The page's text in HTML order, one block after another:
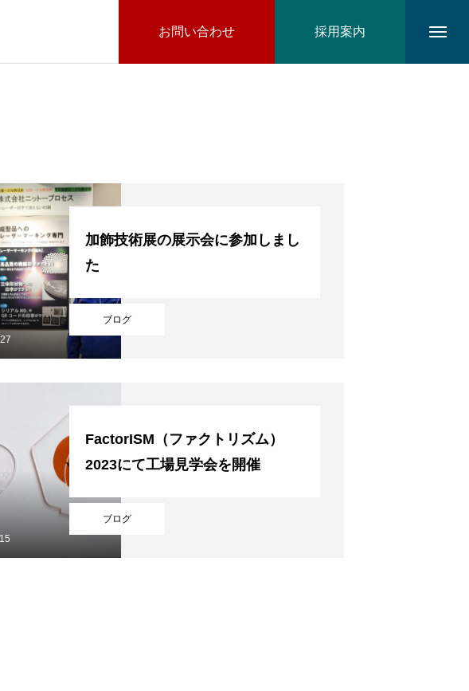
お問い合わせ 採用案内
ブログ
加飾技術展の展示会に参加しまし
た
ブログ
FactorISM（ファクトリズム）
2023にて工場見学会を開催